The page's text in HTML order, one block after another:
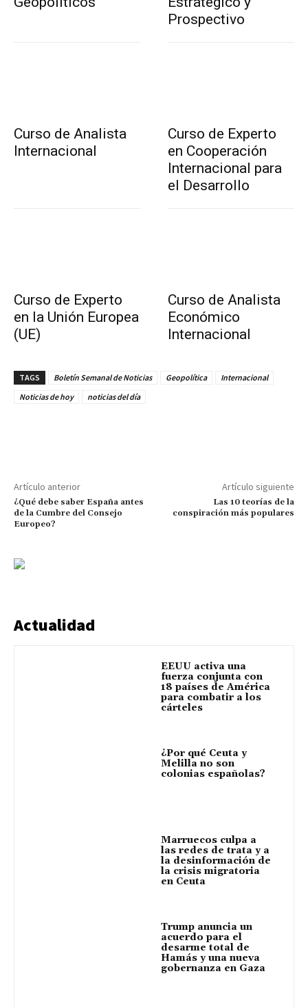
Prospectivo
Curso de Analista
Internacional
Curso de Experto
en Cooperación
Internacional para
el Desarrollo
Curso de Experto
en la Unión Europea
(UE)
Curso de Analista
Económico
Internacional
TAGS Boletín Semanal de Noticias Geopolítica
Internacional
Noticias de hoy
noticias del día
Artículo anterior
¿Qué debe saber España antes
de la Cumbre del Consejo
Europeo?
Artículo siguiente
Las 10 teorías de la
conspiración más populares
Actualidad
EEUU activa una
fuerza conjunta con
18 países de América
para combatir a los
cárteles
¿Por qué Ceuta y
Melilla no son
colonias españolas?
Marruecos culpa a
las redes de trata y a
la desinformación de
la crisis migratoria
en Ceuta
Trump anuncia un
acuerdo para el
desarme total de
Hamás y una nueva
gobernanza en Gaza